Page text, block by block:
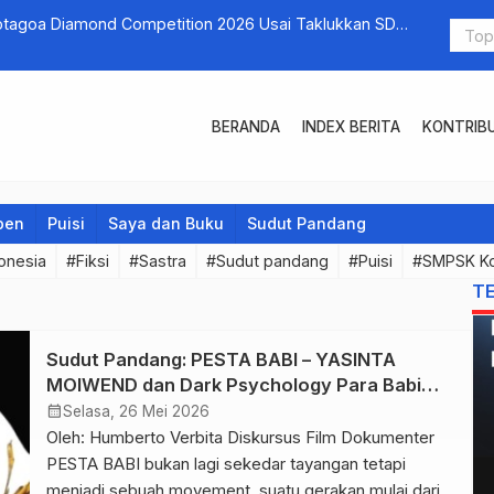
Diamond Competition 2026 Usai Taklukkan SDK
Wujudkan
Perdana
BERANDA INDEX BERITA
Puisi Saya dan Buku Sudut Pandang
#Fiksi #Sastra #Sudut pandang #Puisi #SMPSK
Sudut Pandang: PESTA BABI – YASINTA
MOIWEND dan Dark Psychology Para Babi
yang Terancam
calendar_monthSelasa, 26 Mei 2026
Oleh: Humberto Verbita Diskursus Film Dokumenter
PESTA BABI bukan lagi sekedar tayangan tetapi